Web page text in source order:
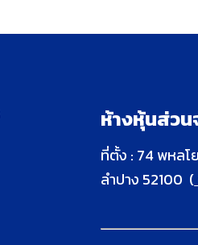
ห้างหุ้นส่วน
ที่ตั้ง : 74 พหลโ
ลำปาง 52100 (